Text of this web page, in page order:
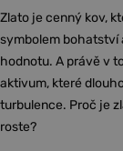
Zlato je cenný kov,
symbolem bohatství
hodnotu. A právě v
aktivum, které
turbulence. Proč je
roste?